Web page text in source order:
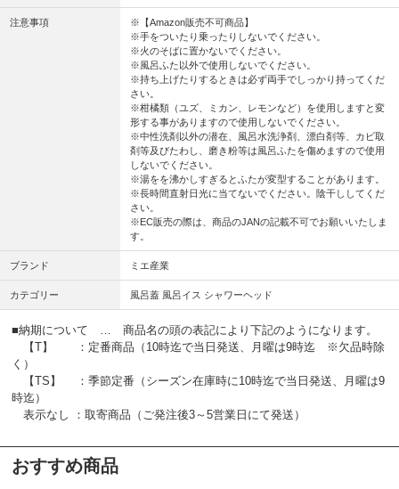
注意事項
※【Amazon販売不可商品】
※手をついたり乗ったりしないでください。
※火のそばに置かないでください。
※風呂ふた以外で使用しないでください。
※持ち上げたりするときは必ず両手でしっかり持ってくだ
さい。
※柑橘類（ユズ、ミカン、レモンなど）を使用しますと変
形する事がありますので使用しないでください。
※中性洗剤以外の潜在、風呂水洗浄剤、漂白剤等、カビ取
剤等及びたわし、磨き粉等は風呂ふたを傷めますので使用
しないでください。
※湯をを沸かしすぎるとふたが変型することがあります。
※長時間直射日光に当てないでください。陰干ししてくだ
さい。
※EC販売の際は、商品のJANの記載不可でお願いいたしま
す。
ブランド ミエ産業
カテゴリー 風呂蓋 風呂イス シャワーヘッド
■納期について … 商品名の頭の表記により下記のようになります。
【T】 ：定番商品（10時迄で当日発送、月曜は9時迄 ※欠品時除
く）
【TS】 ：季節定番（シーズン在庫時に10時迄で当日発送、月曜は9
時迄）
表示なし ：取寄商品（ご発注後3～5営業日にて発送）
おすすめ商品